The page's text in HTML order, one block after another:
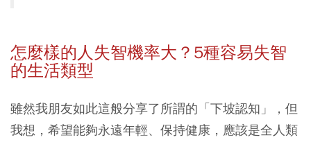
怎麼樣的人失智機率大？5種容易失智
的生活類型
雖然我朋友如此這般分享了所謂的「下坡認知」，但
我想，希望能夠永遠年輕、保持健康，應該是全人類